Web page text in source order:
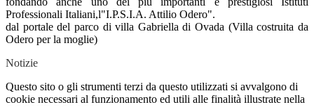
Professionali Italiani,l"I.P.S.I.A. Attilio Odero".
dal portale del parco di villa Gabriella di Ovada (Villa costruita da
Odero per la moglie)
Notizie
Questo sito o gli strumenti terzi da questo utilizzati si avvalgono di
cookie necessari al funzionamento ed utili alle finalità illustrate nella